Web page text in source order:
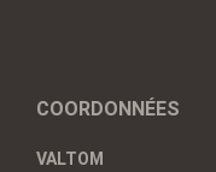
COORDONNÉES
VALTOM